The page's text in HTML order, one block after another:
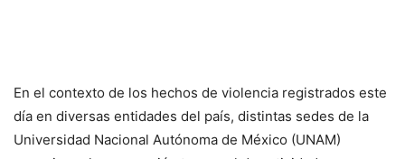
En el contexto de los hechos de violencia registrados este
día en diversas entidades del país, distintas sedes de la
Universidad Nacional Autónoma de México (UNAM)